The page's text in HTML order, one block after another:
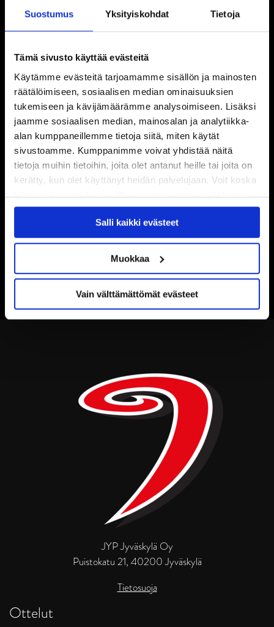
Suostumus Yksityiskohdat Tietoja
Tämä sivusto käyttää evästeitä
Käytämme evästeitä tarjoamamme sisällön ja mainosten
räätälöimiseen, sosiaalisen median ominaisuuksien
tukemiseen ja kävijämäärämme analysoimiseen. Lisäksi
jaamme sosiaalisen median, mainosalan ja analytiikka-
alan kumppaneillemme tietoja siitä, miten käytät
sivustoamme. Kumppanimme voivat yhdistää näitä
tietoja muihin tietoihin, joita olet antanut heille tai joita on
kerätty, kun olet käyttänyt heidän palvelujaan. Voit koska
tahansa kumota tai muuttaa suostumustasi evästeiden
käytöstäEvästeet-sivultamme.
Salli kaikki evästeet
Muokkaa
Vain välttämättömät evästeet
JYP Jyväskylä Oy
Puistokatu 21, 40200 Jyväskylä
Tietosuoja
Ottelut